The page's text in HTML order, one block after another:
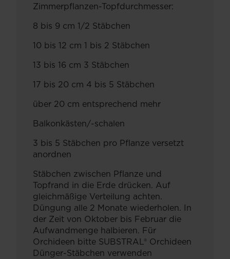
Zimmerpflanzen-Topfdurchmesser:
8 bis 9 cm 1/2 Stäbchen
10 bis 12 cm 1 bis 2 Stäbchen
13 bis 16 cm 3 Stäbchen
17 bis 20 cm 4 bis 5 Stäbchen
über 20 cm entsprechend mehr
Balkonkästen/-schalen
3 bis 5 Stäbchen pro Pflanze versetzt
anordnen
Stäbchen zwischen Pflanze und
Topfrand in die Erde drücken. Auf
gleichmäßige Verteilung achten.
Düngung alle 2 Monate wiederholen. In
der Zeit von Oktober bis Februar die
Aufwandmenge halbieren. Für
Orchideen bitte SUBSTRAL® Orchideen
Dünger-Stäbchen verwenden